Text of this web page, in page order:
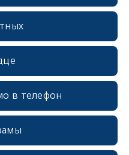
в телефон